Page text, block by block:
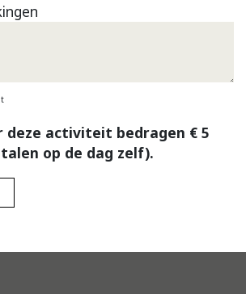
deze activiteit bedragen € 5
op de dag zelf).